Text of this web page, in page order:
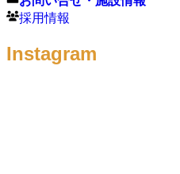
採用情報
Instagram